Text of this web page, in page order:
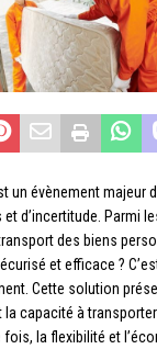
un évènement majeur
d’incertitude. Parmi
des biens
et efficace ?
Cette solution
capacité à
fois, la flexibilité et